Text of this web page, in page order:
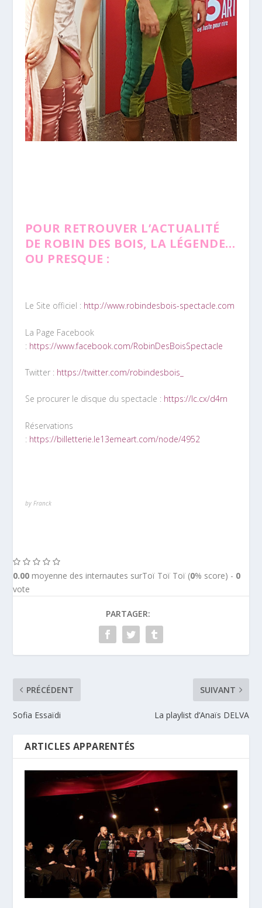
POUR RETROUVER L’ACTUALITÉ
DE ROBIN DES BOIS, LA LÉGENDE…
OU PRESQUE :
Le Site officiel : http://www.robindesbois-spectacle.com
La Page Facebook
: https://www.facebook.com/RobinDesBoisSpectacle
Twitter : https://twitter.com/robindesbois_
Se procurer le disque du spectacle : https://lc.cx/d4rn
Réservations
: https://billetterie.le13emeart.com/node/4952
by Franck
0.00 moyenne des internautes surToï Toï Toï (0% score) - 0
vote
PARTAGER:
PRÉCÉDENT
Sofia Essaïdi
SUIVANT
La playlist d’Anaïs DELVA
ARTICLES APPARENTÉS